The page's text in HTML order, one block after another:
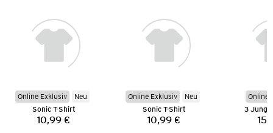
Online Exklusiv
Neu
Sonic T-Shirt
Preis:
10,99 €
Online Exklusiv
Neu
Sonic T-Shirt
Preis:
10,99 €
Online
3